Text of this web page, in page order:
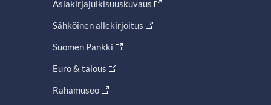
Asiakirjajulkisuuskuvaus
Sähköinen allekirjoitus
Suomen Pankki
Euro & talous
Rahamuseo